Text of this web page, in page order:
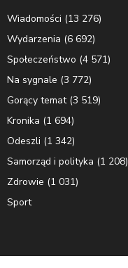
Wiadomości (13 276)
Wydarzenia (6 692)
Społeczeństwo (4 571)
Na sygnale (3 772)
Gorący temat(3 519)
Kronika (1 694)
Odeszli (1 342)
Samorząd i polityka (1 208)
Zdrowie (1 031)
Sport